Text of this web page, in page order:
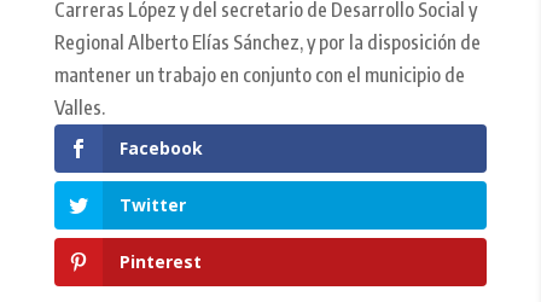
Carreras López y del secretario de Desarrollo Social y
Regional Alberto Elías Sánchez, y por la disposición de
mantener un trabajo en conjunto con el municipio de
Valles.
Facebook
Twitter
Pinterest